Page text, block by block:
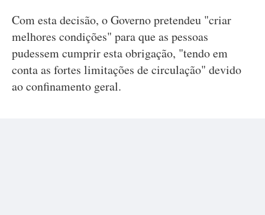
Com esta decisão, o Governo pretendeu "criar
melhores condições" para que as pessoas
pudessem cumprir esta obrigação, "tendo em
conta as fortes limitações de circulação" devido
ao confinamento geral.